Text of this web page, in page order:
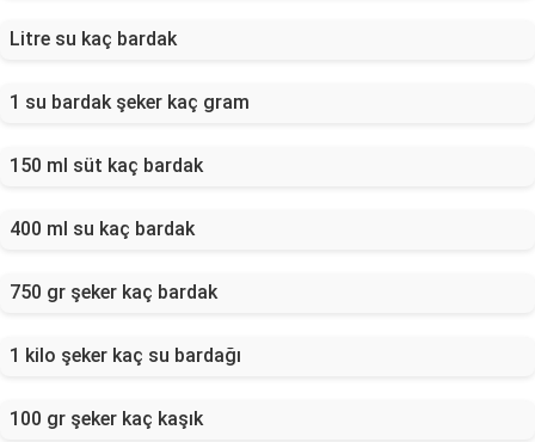
Litre su kaç bardak
1 su bardak şeker kaç gram
150 ml süt kaç bardak
400 ml su kaç bardak
750 gr şeker kaç bardak
1 kilo şeker kaç su bardağı
100 gr şeker kaç kaşık